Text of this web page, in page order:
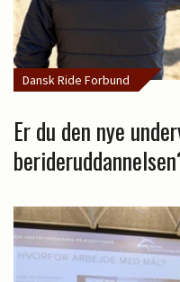
Dansk Ride Forbund
Er du den nye